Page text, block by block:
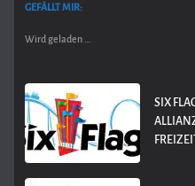
GEFÄLLT MIR:
Wird geladen …
SIX
LLIANZ